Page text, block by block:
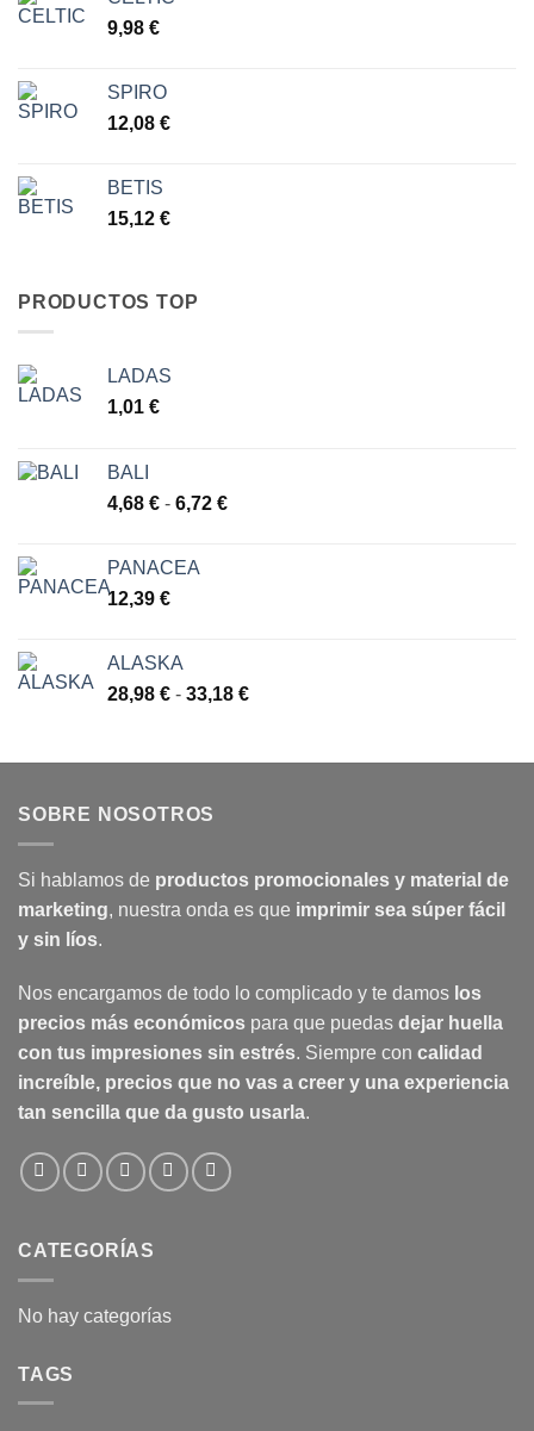
9,98 €
SPIRO
12,08 €
BETIS
15,12 €
PRODUCTOS TOP
LADAS
1,01 €
BALI
4,68 € - 6,72 €Rango
PANACEA
12,39 €
ALASKA
28,98 € - 33,18 €Rango
desde
SOBRE NOSOTROS
Si hablamos de productos promocionales y material de
marketing, nuestra onda es que imprimir sea súper fácil
y sin líos.
Nos encargamos de todo lo complicado y te damos los
precios más económicos para que puedas dejar huella
con tus impresiones sin estrés. Siempre con calidad
increíble, precios que no vas a creer y una experiencia
tan sencilla que da gusto usarla.
CATEGORÍAS
No hay categorías
TAGS